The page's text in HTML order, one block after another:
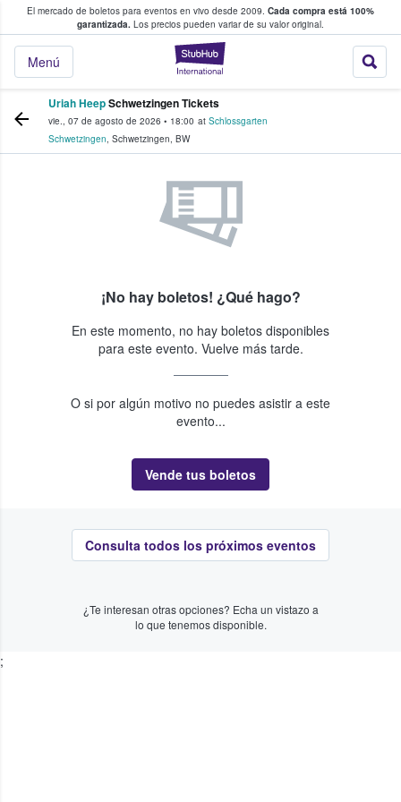
El mercado de boletos para eventos en vivo desde 2009. Cada compra está 100%
garantizada. Los precios pueden variar de su valor original.
StubHub: donde
Menú
fans compran y venden boletos
Uriah HeepSchwetzingen Tickets
vie., 07 de agosto de 2026 • 18:00 at Schlossgarten
Schwetzingen, Schwetzingen, BW
¡No hay boletos! ¿Qué hago?
En este momento, no hay boletos disponibles
para este evento. Vuelve más tarde.
O si por algún motivo no puedes asistir a este
evento...
Vende tus boletos
Consulta todos los próximos eventos
¿Te interesan otras opciones? Echa un vistazo a
lo que tenemos disponible.
;